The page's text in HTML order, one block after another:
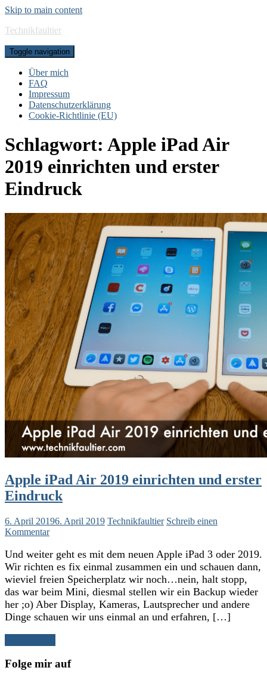
Skip to main content
Technikfaultier
Toggle navigation
Über mich
FAQ
Impressum
Datenschutzerklärung
Cookie-Richtlinie (EU)
Schlagwort: Apple iPad Air
2019 einrichten und erster
Eindruck
Apple iPad Air 2019 einrichten und erster
Eindruck
6. April 20196. April 2019 Technikfaultier Schreib einen
Kommentar
Und weiter geht es mit dem neuen Apple iPad 3 oder 2019.
Wir richten es fix einmal zusammen ein und schauen dann,
wieviel freien Speicherplatz wir noch…nein, halt stopp,
das war beim Mini, diesmal stellen wir ein Backup wieder
her ;o) Aber Display, Kameras, Lautsprecher und andere
Dinge schauen wir uns einmal an und erfahren, […]
Folge mir auf